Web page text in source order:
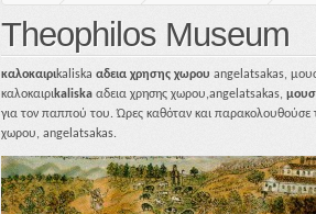
Theophilos Museum
καλοκαιριkaliska αδεια χρησης χωρου angelatsakas,
καλοκαιριkaliska αδεια χρησης χωρου,angelatsakas,
για τον παππού του. Ώρες καθόταν και παρακολουθούσε
χωρου, angelatsakas.